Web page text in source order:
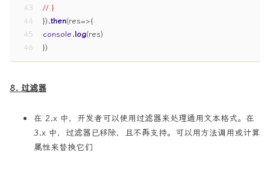
43
44
45
46
// }
}).then(res=>{
console.log(res)
})
8. 过滤器
在 2.x 中，开发者可以使用过滤器来处理通用文本格式。在
3.x 中，过滤器已移除，且不再支持。可以用方法调用或计算
属性来替换它们